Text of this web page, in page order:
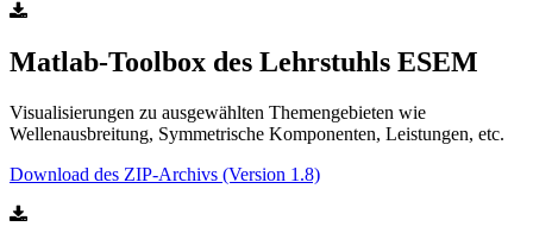
Matlab-Toolbox des Lehrstuhls ESEM
Visualisierungen zu ausgewählten Themengebieten wie
Wellenausbreitung, Symmetrische Komponenten, Leistungen, etc.
Download des ZIP-Archivs (Version 1.8)